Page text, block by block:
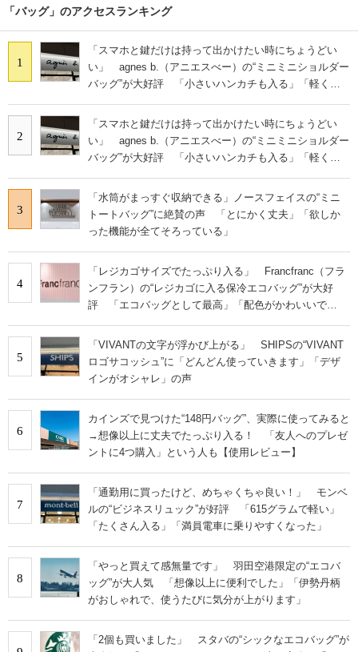
「バッグ」のアクセスランキング
1
「スマホと鍵だけは持って出かけたい時にちょうどい
い」 agnes b.（アニエスべー）の“ミニミニショルダー
バッグ”が大好評 「小さいハンカチも入る」「軽くて
2
「スマホと鍵だけは持って出かけたい時にちょうどい
い」 agnes b.（アニエスべー）の“ミニミニショルダー
バッグ”が大好評 「小さいハンカチも入る」「軽くて
3
「水筒がまっすぐ収納できる」ノースフェイスの“ミニ
トートバッグ”に絶賛の声 「とにかく丈夫」「欲しか
った機能が全てそろっている」
4
「レジカゴサイズでたっぷり入る」 Francfranc（フラ
ンフラン）の“レジカゴに入る保冷エコバッグ”が大好
評 「エコバッグとして最高」「配色がかわいいで
5
「VIVANTの文字が浮かび上がる」 SHIPSの“VIVANT
ロゴサコッシュ”に「どんどん使っていきます」「デザ
インがオシャレ」の声
6
カインズで見つけた“148円バッグ”、実際に使ってみると
→想像以上に丈夫でたっぷり入る！ 「友人へのプレゼ
ントに4つ購入」という人も【使用レビュー】
7
「通勤用に買ったけど、めちゃくちゃ良い！」 モンベ
ルの“ビジネスリュック”が好評 「615グラムで軽い」
「たくさん入る」「満員電車に乗りやすくなった」
8
「やっと買えて感無量です」 羽田空港限定の“エコバ
ッグ”が大人気 「想像以上に便利でした」「伊勢丹柄
がおしゃれで、使うたびに気分が上がります」
「2個も買いました」 スタバの“シックなエコバッグ”が